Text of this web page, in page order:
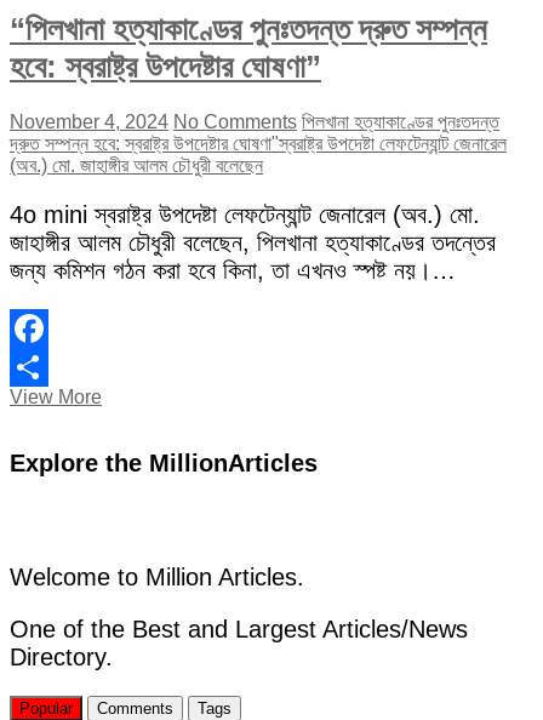
“পিলখানা হত্যাকাণ্ডের পুনঃতদন্ত দ্রুত সম্পন্ন
হবে: স্বরাষ্ট্র উপদেষ্টার ঘোষণা”
November 4, 2024 No Comments পিলখানা হত্যাকাণ্ডের পুনঃতদন্ত
দ্রুত সম্পন্ন হবে: স্বরাষ্ট্র উপদেষ্টার ঘোষণা"স্বরাষ্ট্র উপদেষ্টা লেফটেন্যান্ট জেনারেল
(অব.) মো. জাহাঙ্গীর আলম চৌধুরী বলেছেন
4o mini স্বরাষ্ট্র উপদেষ্টা লেফটেন্যান্ট জেনারেল (অব.) মো.
জাহাঙ্গীর আলম চৌধুরী বলেছেন, পিলখানা হত্যাকাণ্ডের তদন্তের
জন্য কমিশন গঠন করা হবে কিনা, তা এখনও স্পষ্ট নয়।…
Facebook
Share
View More“পিলখানা
দ্রুত
ঘোষণা”
Explore the MillionArticles
Welcome to Million Articles.
One of the Best and Largest Articles/News
Directory.
Popular Comments Tags